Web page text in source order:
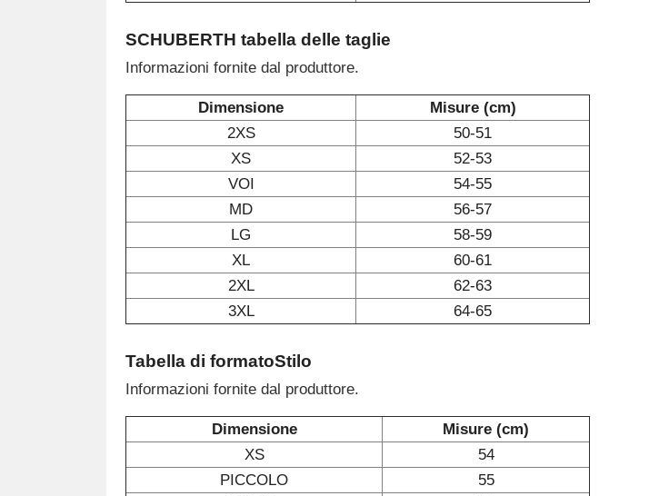
SCHUBERTH tabella delle taglie
Informazioni fornite dal produttore.
Dimensione
Misure (cm)
2XS
50-51
XS
52-53
VOI
54-55
MD
56-57
LG
58-59
XL
60-61
2XL
62-63
3XL
64-65
Tabella di formatoStilo
Informazioni fornite dal produttore.
Dimensione
Misure (cm)
XS
54
PICCOLO
55